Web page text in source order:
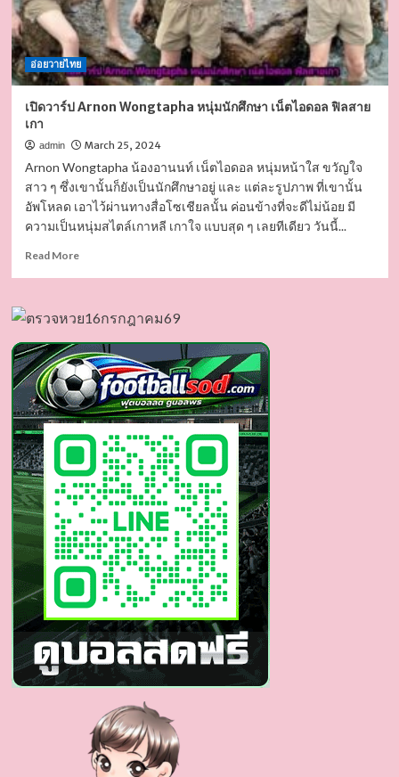
อ่อยวายไทย
เปิดวาร์ป Arnon Wongtapha หนุ่มนักศึกษา เน็ตไอดอล ฟิลสาย
เกา
admin March 25, 2024
Arnon Wongtapha น้องอานนท์ เน็ตไอดอล หนุ่มหน้าใส ขวัญใจ
สาว ๆ ซึ่งเขานั้นก็ยังเป็นนักศึกษาอยู่ และ แต่ละรูปภาพ ที่เขานั้น
อัพโหลด เอาไว้ผ่านทางสื่อโซเชียลนั้น ค่อนข้างที่จะดีไม่น้อย มี
ความเป็นหนุ่มสไตล์เกาหลี เกาใจ แบบสุด ๆ เลยทีเดียว วันนี้...
Read MoreRead
วาร์
Arnon
Wongtapha
หนุ่ม
นักศึกษา
เน็ต
ไอ
ดอล
ฟิล
สาย
เกา